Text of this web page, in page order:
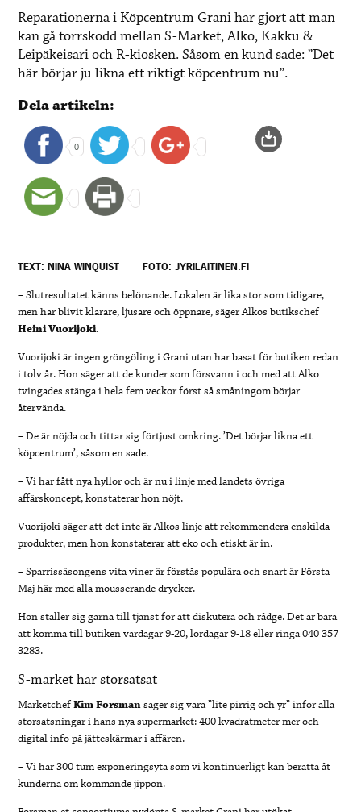
Reparationerna i Köpcentrum Grani har gjort att man
kan gå torrskodd mellan S-Market, Alko, Kakku &
Leipäkeisari och R-kiosken. Såsom en kund sade: ”Det
här börjar ju likna ett riktigt köpcentrum nu”.
Dela artikeln:
0
TEXT: NINA WINQUIST FOTO: JYRILAITINEN.FI
– Slutresultatet känns belönande. Lokalen är lika stor som tidigare,
men har blivit klarare, ljusare och öppnare, säger Alkos butikschef
Heini Vuorijoki.
Vuorijoki är ingen gröngöling i Grani utan har basat för butiken redan
i tolv år. Hon säger att de kunder som försvann i och med att Alko
tvingades stänga i hela fem veckor först så småningom börjar
återvända.
– De är nöjda och tittar sig förtjust omkring. ’Det börjar likna ett
köpcentrum’, såsom en sade.
– Vi har fått nya hyllor och är nu i linje med landets övriga
affärskoncept, konstaterar hon nöjt.
Vuorijoki säger att det inte är Alkos linje att rekommendera enskilda
produkter, men hon konstaterar att eko och etiskt är in.
– Sparrissäsongens vita viner är förstås populära och snart är Första
Maj här med alla mousserande drycker.
Hon ställer sig gärna till tjänst för att diskutera och rådge. Det är bara
att komma till butiken vardagar 9-20, lördagar 9-18 eller ringa 040 357
3283.
S-market har storsatsat
MarketchefKim Forsmansäger sig vara ”lite pirrig och yr” inför alla
storsatsningar i hans nya supermarket: 400 kvadratmeter mer och
digital info på jätteskärmar i affären.
– Vi har 300 tum exponeringsyta som vi kontinuerligt kan berätta åt
kunderna om kommande jippon.